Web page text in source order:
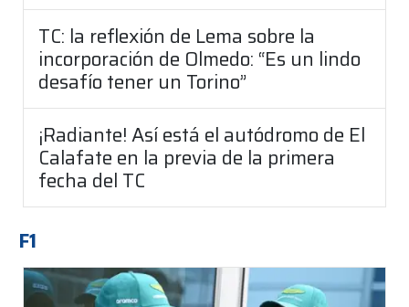
TC: la reflexión de Lema sobre la
incorporación de Olmedo: “Es un lindo
desafío tener un Torino”
¡Radiante! Así está el autódromo de El
Calafate en la previa de la primera
fecha del TC
F1